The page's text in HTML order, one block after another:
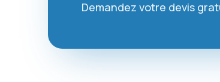
Demandez votre devis